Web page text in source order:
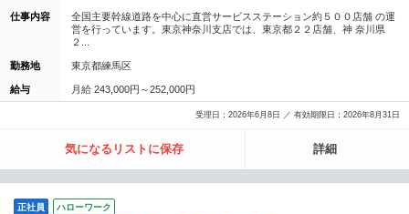
仕事内容
全国主要幹線道路を中心に直営サービスステーション約５００店舗 の運
営を行っています。東京神奈川支店では、東京都２２店舗、神 奈川県
２...
勤務地 東京都練馬区
給与 月給 243,000円～252,000円
受理日：2026年6月8日 ／ 有効期限日：2026年8月31日
気になるリストに保存 詳細
正社員 ハローワーク